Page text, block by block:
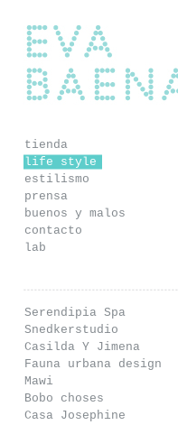
Eva Baena
tienda
life style
estilismo
prensa
buenos y malos
contacto
lab
Serendipia Spa
Snedkerstudio
Casilda Y Jimena
Fauna urbana design
Mawi
Bobo choses
Casa Josephine